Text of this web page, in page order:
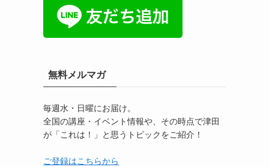
無料メルマガ
毎週水・日曜にお届け。
全国の講座・イベント情報や、その時点で津田
が「これは！」と思うトピックをご紹介！
ご登録はこちらから